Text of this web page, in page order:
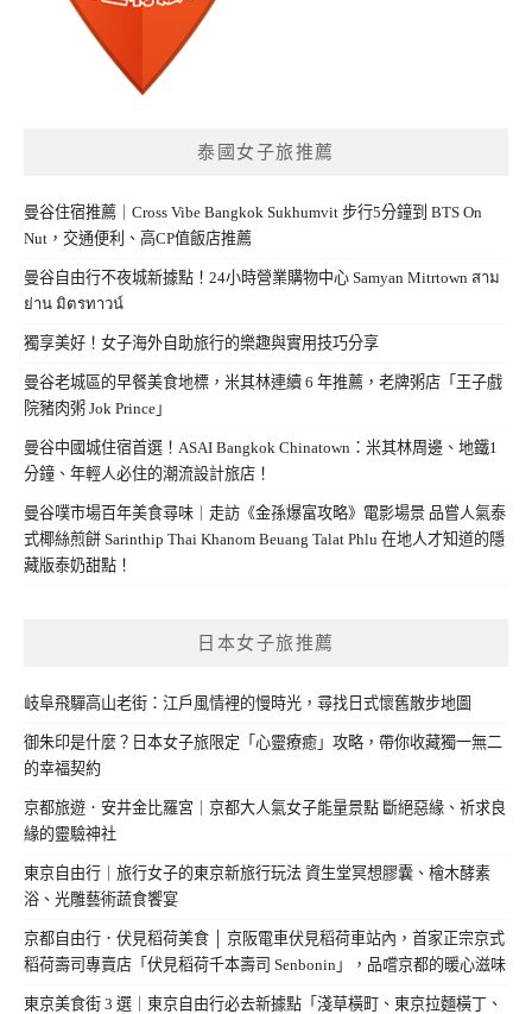
泰國女子旅推薦
曼谷住宿推薦｜Cross Vibe Bangkok Sukhumvit 步行5分鐘到 BTS On
Nut，交通便利、高CP值飯店推薦
曼谷自由行不夜城新據點！24小時營業購物中心 Samyan Mitrtown สาม
ย่าน มิตรทาวน์
獨享美好！女子海外自助旅行的樂趣與實用技巧分享
曼谷老城區的早餐美食地標，米其林連續 6 年推薦，老牌粥店「王子戲
院豬肉粥 Jok Prince」
曼谷中國城住宿首選！ASAI Bangkok Chinatown：米其林周邊、地鐵1
分鐘、年輕人必住的潮流設計旅店！
曼谷噗市場百年美食尋味｜走訪《金孫爆富攻略》電影場景 品嘗人氣泰
式椰絲煎餅 Sarinthip Thai Khanom Beuang Talat Phlu 在地人才知道的隱
藏版泰奶甜點！
日本女子旅推薦
岐阜飛驒高山老街：江戶風情裡的慢時光，尋找日式懷舊散步地圖
御朱印是什麼？日本女子旅限定「心靈療癒」攻略，帶你收藏獨一無二
的幸福契約
京都旅遊．安井金比羅宮｜京都大人氣女子能量景點 斷絕惡緣、祈求良
緣的靈驗神社
東京自由行｜旅行女子的東京新旅行玩法 資生堂冥想膠囊、檜木酵素
浴、光雕藝術蔬食饗宴
京都自由行．伏見稻荷美食 │ 京阪電車伏見稻荷車站內，首家正宗京式
稻荷壽司專賣店「伏見稻荷千本壽司 Senbonin」，品嚐京都的暖心滋味
東京美食街 3 選｜東京自由行必去新據點「淺草橫町、東京拉麵橫丁、